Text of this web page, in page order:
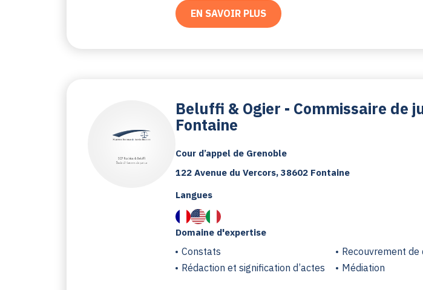
EN SAVOIR PLUS
Beluffi & Ogier - Commissaire de
Fontaine
Cour d’appel de Grenoble
122 Avenue du Vercors, 38602 Fontaine
Domaine d'expertise
Constats
Recouvrement de
Rédaction et signification d’actes
Médiation
Langues